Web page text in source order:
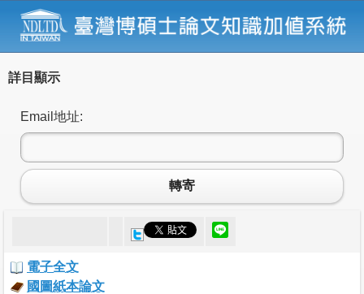
詳目顯示
Email地址:
轉寄
電子全文
國圖紙本論文